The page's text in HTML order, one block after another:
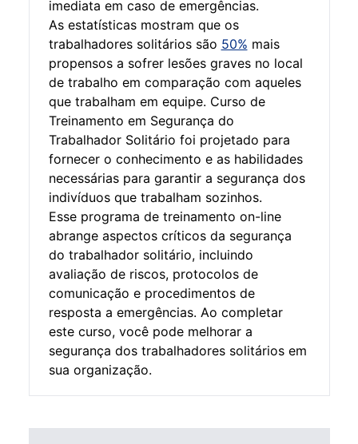
imediata em caso de emergências.
As estatísticas mostram que os
trabalhadores solitários são 50% mais
propensos a sofrer lesões graves no local
de trabalho em comparação com aqueles
que trabalham em equipe. Curso de
Treinamento em Segurança do
Trabalhador Solitário foi projetado para
fornecer o conhecimento e as habilidades
necessárias para garantir a segurança dos
indivíduos que trabalham sozinhos.
Esse programa de treinamento on-line
abrange aspectos críticos da segurança
do trabalhador solitário, incluindo
avaliação de riscos, protocolos de
comunicação e procedimentos de
resposta a emergências. Ao completar
este curso, você pode melhorar a
segurança dos trabalhadores solitários em
sua organização.